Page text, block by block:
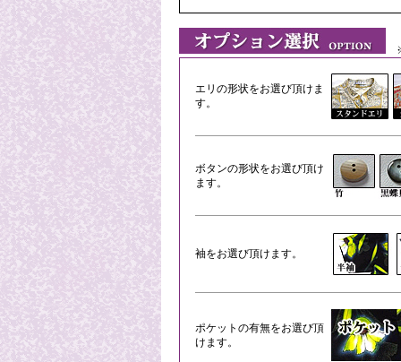
※
エリの形状をお選び頂けま
す。
ボタンの形状をお選び頂け
ます。
袖をお選び頂けます。
ポケットの有無をお選び頂
けます。